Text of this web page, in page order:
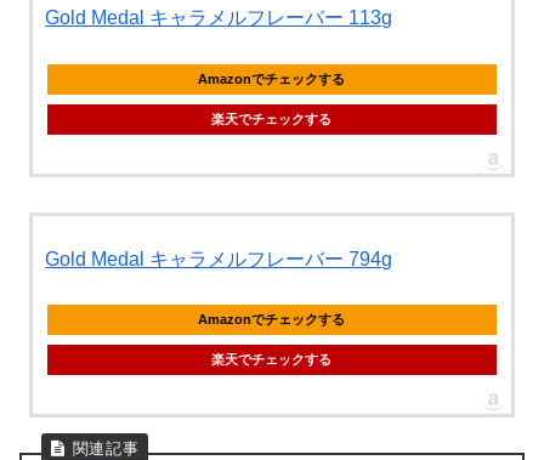
Gold Medal キャラメルフレーバー 113g
Amazonでチェックする
楽天でチェックする
Gold Medal キャラメルフレーバー 794g
Amazonでチェックする
楽天でチェックする